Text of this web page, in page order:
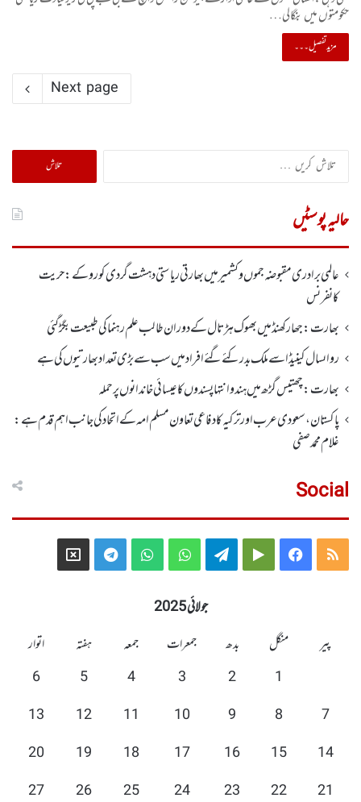
حکومتوں میں بنگالی…
مزید تفصیل۔۔۔
Next page
تلاش
کریں
حالیہ پوسٹیں
عالمی برادری مقبوضہ جموں وکشمیر میں بھارتی ریاستی دہشت گردی کو روکے : حریت
کانفرنس
بھارت :جھارکھنڈمیں بھوک ہڑتال کے دوران طالب علم رہنما کی طبیعت بگڑ گئی
رواںسال کینیڈا سے ملک بدر کئے گئے افراد میں سب سے بڑی تعداد بھارتیوں کی ہے
بھارت :چھتیس گڑھ میں ہندو انتہاپسندوں کا عیسائی خاندانوں پر حملہ
پاکستان، سعودی عرب اور ترکیہ کا دفاعی تعاون مسلم امہ کے اتحاد کی جانب اہم قدم ہے:
غلام محمد صفی
Social
RSS
Facebook
Google
Telegram
WhatsApp
WhatsApp
Telegram
X
جولائی 2025
پیر
منگل بدھ جمعرات جمعہ ہفتہ
اتوار
1
2
3
4
5
6
7
8
9
10
11
12
13
14
15
16
17
18
19
20
21
22
23
24
25
26
27